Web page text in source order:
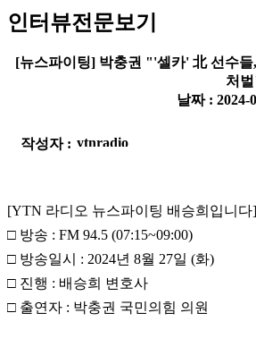
인터뷰전문보기
[뉴스파이팅] 박충권 "'셀카' 北 선수
처
작성자 :
날짜 : 2024-
[YTN 라디오 뉴스파이팅 배승희입니다]
□ 방송 : FM 94.5 (07:15~09:00)
□ 방송일시 : 2024년 8월 27일 (화)
□ 진행 : 배승희 변호사
□ 출연자 : 박충권 국민의힘 의원